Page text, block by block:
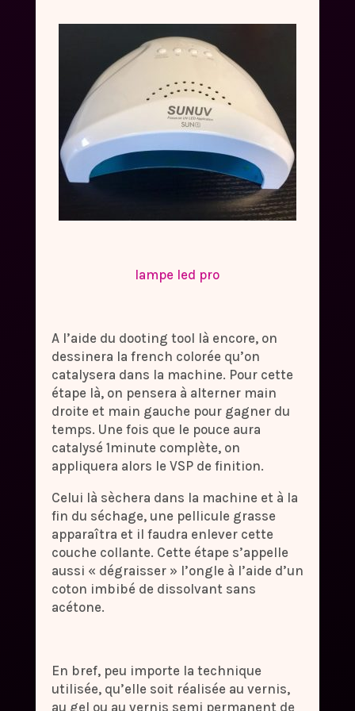
lampe led pro
A l’aide du dooting tool là encore, on
dessinera la french colorée qu’on
catalysera dans la machine. Pour cette
étape là, on pensera à alterner main
droite et main gauche pour gagner du
temps. Une fois que le pouce aura
catalysé 1minute complète, on
appliquera alors le VSP de finition.
Celui là sèchera dans la machine et à la
fin du séchage, une pellicule grasse
apparaîtra et il faudra enlever cette
couche collante. Cette étape s’appelle
aussi « dégraisser » l’ongle à l’aide d’un
coton imbibé de dissolvant sans
acétone.
En bref, peu importe la technique
utilisée, qu’elle soit réalisée au vernis,
au gel ou au vernis semi permanent de